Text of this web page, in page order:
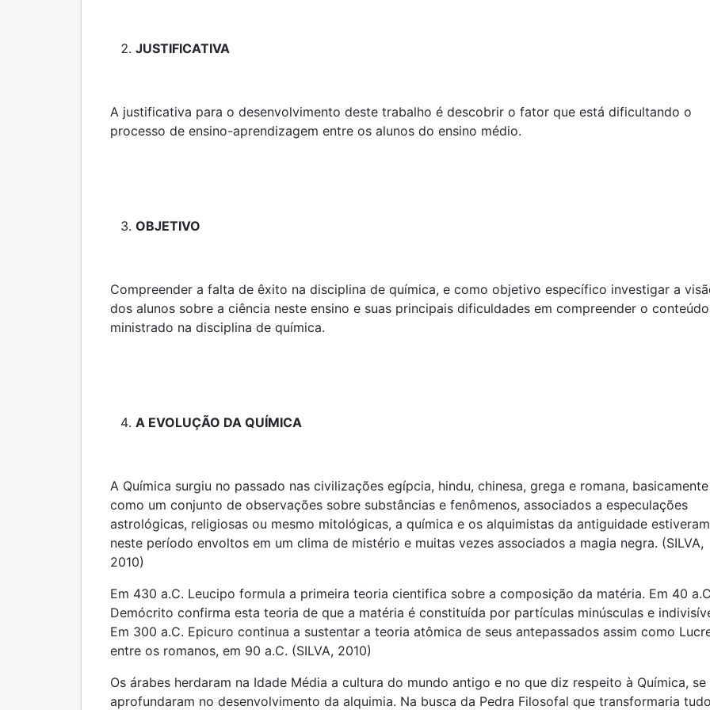
JUSTIFICATIVA
A justificativa para o desenvolvimento deste trabalho é descobrir o fator que está dificultando o
processo de ensino-aprendizagem entre os alunos do ensino médio.
OBJETIVO
Compreender a falta de êxito na disciplina de química, e como objetivo específico investigar a
dos alunos sobre a ciência neste ensino e suas principais dificuldades em compreender o conteúdo
ministrado na disciplina de química.
A EVOLUÇÃO DA QUÍMICA
A Química surgiu no passado nas civilizações egípcia, hindu, chinesa, grega e romana, basicamente
como um conjunto de observações sobre substâncias e fenômenos, associados a especulações
astrológicas, religiosas ou mesmo mitológicas, a química e os alquimistas da antiguidade estiveram
neste período envoltos em um clima de mistério e muitas vezes associados a magia negra. (SILVA,
2010)
Em 430 a.C. Leucipo formula a primeira teoria cientifica sobre a composição da matéria. Em 40
Demócrito confirma esta teoria de que a matéria é constituída por partículas minúsculas e
Em 300 a.C. Epicuro continua a sustentar a teoria atômica de seus antepassados assim como
entre os romanos, em 90 a.C. (SILVA, 2010)
Os árabes herdaram na Idade Média a cultura do mundo antigo e no que diz respeito à Química, se
aprofundaram no desenvolvimento da alquimia. Na busca da Pedra Filosofal que transformaria